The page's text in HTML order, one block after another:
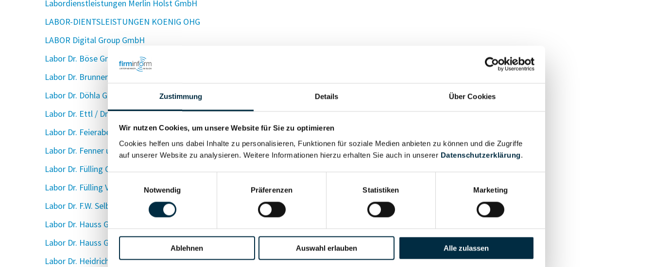
Zustimmung Details Über Cookies
Wir nutzen Cookies, um unsere Website für Sie zu optimieren
Cookies helfen uns dabei Inhalte zu personalisieren, Funktionen für soziale Medien anbieten zu können und die Zugriffe
auf unserer Website zu analysieren. Weitere Informationen hierzu erhalten Sie auch in unserer Datenschutzerklärung.
Notwendig
Präferenzen Statistiken Marketing
Ablehnen Auswahl erlauben Alle zulassen
Labordienstleistungen Merlin Holst GmbH
LABOR-DIENTSLEISTUNGEN KOENIG OHG
LABOR Digital Group GmbH
Labor Dr. Böse GmbH
Labor Dr. Brunner, Labormedizinisches Versorgungszentrum Konstanz GmbH
Labor Dr. Döhla GmbH
Labor Dr. Ettl / Dr. Schuh und Partner, Labor zur Begutachtung von umweltbedingten Gebäudeschäden
Labor Dr. Feierabend GmbH
Labor Dr. Fenner und Kollegen Medizinisches Versorgungszentrum für Labormedizin und Humangenetik GmbH
Labor Dr. Fülling GmbH & Co. KG
Labor Dr. Fülling Verwaltungs GmbH
Labor Dr. F.W. Selbach GmbH + Co. KG
Labor Dr. Hauss GmbH
Labor Dr. Hauss GmbH
Labor Dr. Heidrich & Kollegen MVZ GmbH